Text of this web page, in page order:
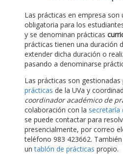
Las prácticas en empresa son
obligatoria para los
y se denominan prácticas
prácticas tienen una duración
extender dicha duración o
pasando a denominarse
Las prácticas son gestionadas
prácticas de la UVa y
coordinador académico de
colaboración con la secretaría
se puede contactar para
presencialmente, por correo
teléfono 983 423662.
untablón de prácticas propio.